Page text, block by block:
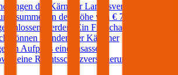
der Kärntner Landesversicherung
in der Höhe von € 7,6, 10, 15
werden. Ein Freischaden wird
können Kunden der Kärntner
Aufpreis eine Insassen-
eine Rechtsschutzversicherung